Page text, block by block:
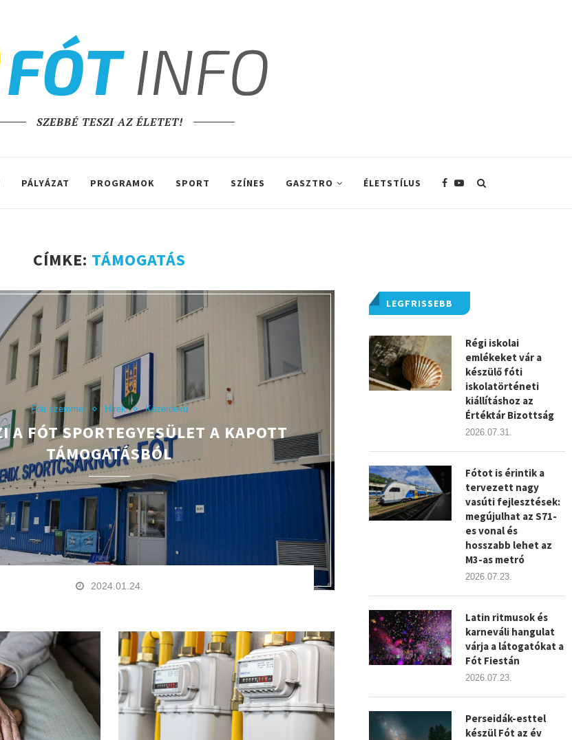
SZEBBÉ TESZI AZ ÉLETET!
PÁLYÁZAT PROGRAMOK SPORT SZÍNES GASZTRO ÉLETSTÍLUS
CÍMKE: TÁMOGATÁS
Fóti szemmel Hírek Közérdekű
A FÓT SPORTEGYESÜLET A KAPOTT
TÁMOGATÁSBÓL
2024.01.24.
LEGFRISSEBB
Régi iskolai
emlékeket vár a
készülő fóti
iskolatörténeti
kiállításhoz az
Értéktár Bizottság
2026.07.31.
Fótot is érintik a
tervezett nagy
vasúti fejlesztések:
megújulhat az S71-
es vonal és
hosszabb lehet az
M3-as metró
2026.07.23.
Latin ritmusok és
karneváli hangulat
várja a látogatókat a
Fót Fiestán
2026.07.23.
Perseidák-esttel
készül Fót az év